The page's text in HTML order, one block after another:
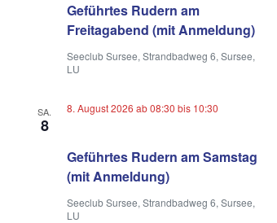
Geführtes Rudern am
Freitagabend (mit Anmeldung)
Seeclub Sursee, Strandbadweg 6, Sursee,
LU
SA.
8
8. August 2026 ab 08:30 bis 10:30
Geführtes Rudern am Samstag
(mit Anmeldung)
Seeclub Sursee, Strandbadweg 6, Sursee,
LU